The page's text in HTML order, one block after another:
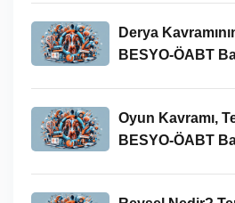
Derya
BESYO-ÖABT
Oyun Kavramı,
BESYO-ÖABT